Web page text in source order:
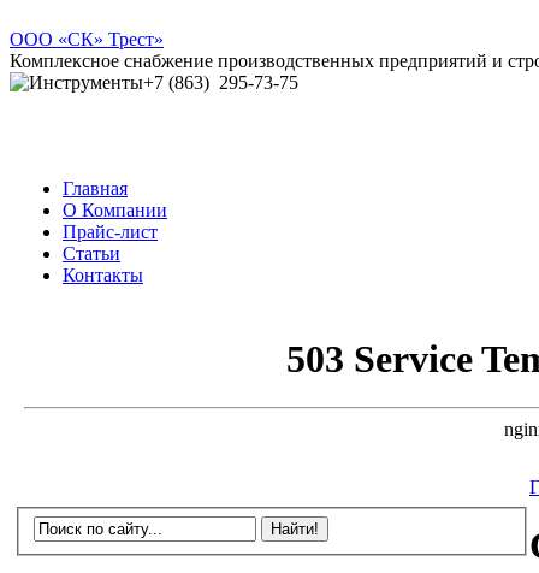
ООО «СК» Трест»
Комплексное снабжение производственных предприятий и
+7 (863) 295-73-75
Главная
О Компании
Прайс-лист
Статьи
Контакты